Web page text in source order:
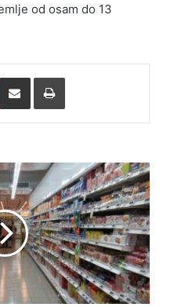
od osam do 13
Pošalji putem e.mailaPrintaj